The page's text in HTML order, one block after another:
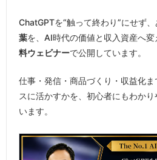
ChatGPTを“触って終わり”にせず
葉を、AI時代の価値と収入資産へ変
料ウェビナーで公開しています。
仕事・発信・商品づくり・収益化
スに活かすかを、初心者にもわか
います。